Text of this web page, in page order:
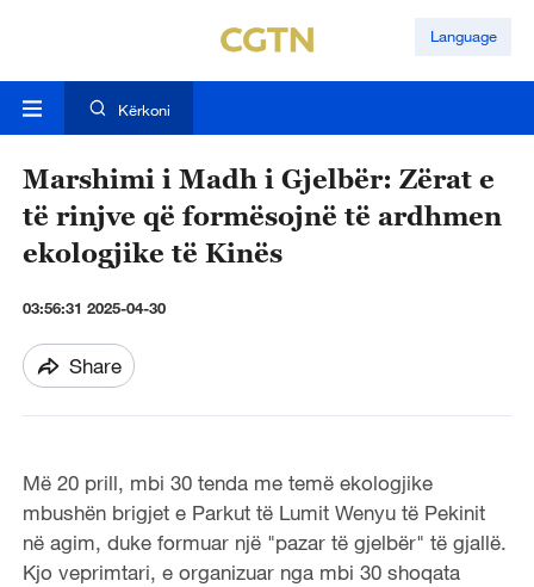
Language
Kërkoni
Marshimi i Madh i Gjelbër: Zërat e
të rinjve që formësojnë të ardhmen
ekologjike të Kinës
03:56:31 2025-04-30
Share
Më 20 prill, mbi 30 tenda me temë ekologjike
mbushën brigjet e Parkut të Lumit Wenyu të Pekinit
në agim, duke formuar një "pazar të gjelbër" të gjallë.
Kjo veprimtari, e organizuar nga mbi 30 shoqata